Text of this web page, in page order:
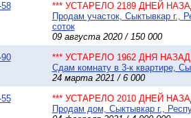
*** УСТАРЕЛО 2189 ДНЕЙ
Продам участок, Сыктывкар г.,
соток
09 августа 2020 / 150 000
*** УСТАРЕЛО 1962 ДНЯ НАЗАД
Сдам комнату в 3-к квартире,
24 марта 2021 / 6 000
*** УСТАРЕЛО 2010 ДНЕЙ
Продам дом, Сыктывкар г.,